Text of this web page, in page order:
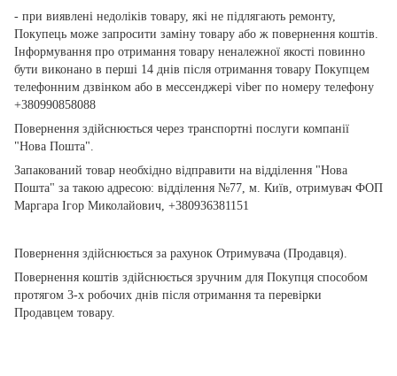
- при виявлені недоліків товару, які не підлягають ремонту,
Покупець може запросити заміну товару або ж повернення коштів.
Інформування про отримання товару неналежної якості повинно
бути виконано в перші 14 днів після отримання товару Покупцем
телефонним дзвінком або в мессенджері viber по номеру телефону
+380990858088
Повернення здійснюється через транспортні послуги компанії
"Нова Пошта".
Запакований товар необхідно відправити на відділення "Нова
Пошта" за такою адресою: відділення №77, м. Київ, отримувач ФОП
Маргара Ігор Миколайович, +380936381151
Повернення здійснюється за рахунок Отримувача (Продавця).
Повернення коштів здійснюється зручним для Покупця способом
протягом 3-х робочих днів після отримання та перевірки
Продавцем товару.